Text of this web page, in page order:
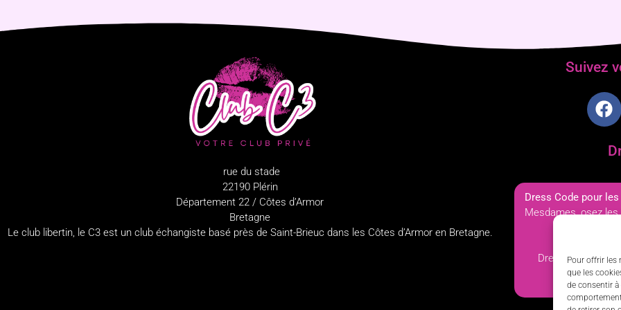
Pour offrir les
que les
de consentir
rue du stade
22190 Plérin
Département 22 / Côtes d’Armor
Bretagne
Le club libertin, le C3 est un club échangiste basé près de Saint-Brieuc dans les Côtes d’Armor en Bretagne.
Suivez
Dress Code pour
Mesdames, osez
Dress code a
Possibilité